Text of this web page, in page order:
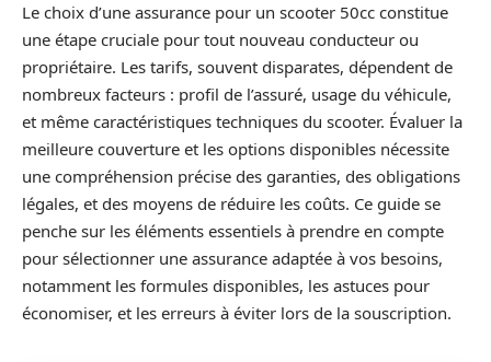
Le choix d’une assurance pour un scooter 50cc constitue
une étape cruciale pour tout nouveau conducteur ou
propriétaire. Les tarifs, souvent disparates, dépendent de
nombreux facteurs : profil de l’assuré, usage du véhicule,
et même caractéristiques techniques du scooter. Évaluer la
meilleure couverture et les options disponibles nécessite
une compréhension précise des garanties, des obligations
légales, et des moyens de réduire les coûts. Ce guide se
penche sur les éléments essentiels à prendre en compte
pour sélectionner une assurance adaptée à vos besoins,
notamment les formules disponibles, les astuces pour
économiser, et les erreurs à éviter lors de la souscription.